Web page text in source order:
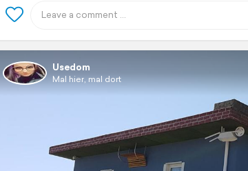
Usedom
Mal hier, mal dort